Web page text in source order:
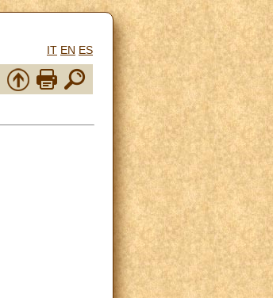
IT EN ES